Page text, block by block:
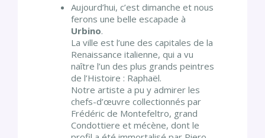
Aujourd’hui, c’est dimanche et nous
ferons une belle escapade à
Urbino.
La ville est l’une des capitales de la
Renaissance italienne, qui a vu
naître l’un des plus grands peintres
de l’Histoire : Raphaël.
Notre artiste a pu y admirer les
chefs-d’œuvre collectionnés par
Frédéric de Montefeltro, grand
Condottiere et mécène, dont le